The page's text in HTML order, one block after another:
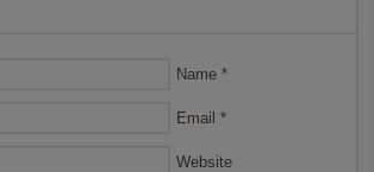
Name *
Email *
Website